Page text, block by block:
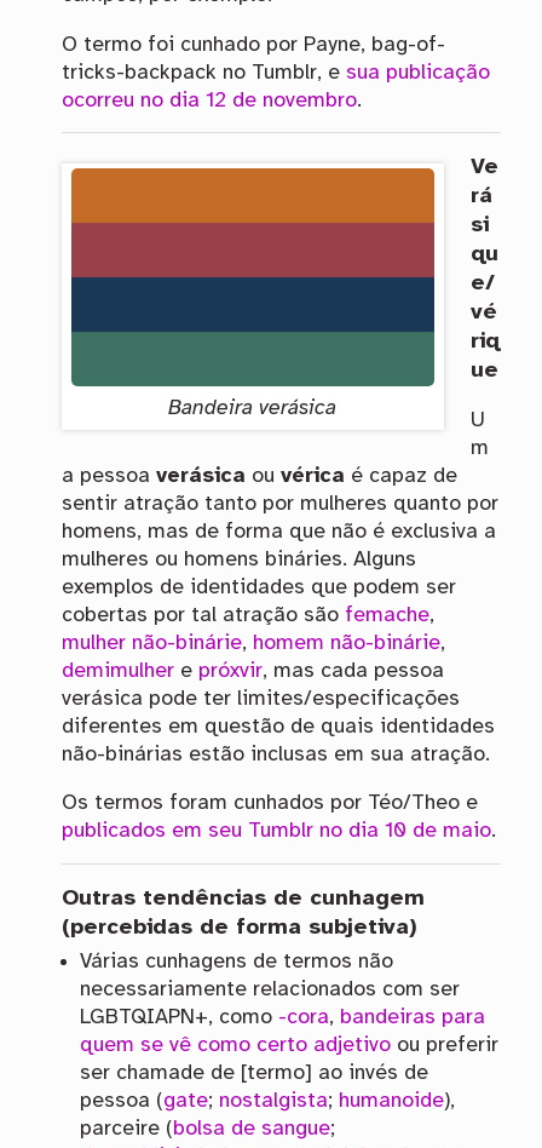
O termo foi cunhado por Payne, bag-of-
tricks-backpack no Tumblr, e sua publicação
ocorreu no dia 12 de novembro.
Bandeira verásica
Ve
rá
si
qu
e/
vé
riq
ue
U
m
a pessoa verásica ou vérica é capaz de
sentir atração tanto por mulheres quanto por
homens, mas de forma que não é exclusiva a
mulheres ou homens bináries. Alguns
exemplos de identidades que podem ser
cobertas por tal atração são femache,
mulher não-binárie, homem não-binárie,
demimulhere próxvir, mas cada pessoa
verásica pode ter limites/especificações
diferentes em questão de quais identidades
não-binárias estão inclusas em sua atração.
Os termos foram cunhados por Téo/Theo e
publicados em seu Tumblr no dia 10 de maio.
Outras tendências de cunhagem
(percebidas de forma subjetiva)
Várias cunhagens de termos não
necessariamente relacionados com ser
LGBTQIAPN+, como -cora, bandeiras para
quem se vê como certo adjetivoou preferir
ser chamade de [termo] ao invés de
pessoa (gate; nostalgista; humanoide),
parceire (bolsa de sangue;